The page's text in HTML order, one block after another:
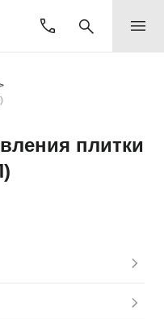
плитки